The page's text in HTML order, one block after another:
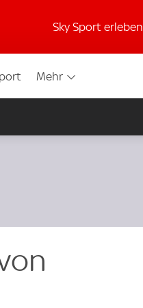
Sky Sport erleben
Mehr